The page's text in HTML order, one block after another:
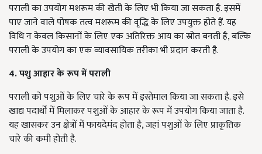
पराली का उपयोग मशरूम की खेती के लिए भी किया जा सकता है. इसमें
पाए जाने वाले पोषक तत्व मशरूम की वृद्धि के लिए उपयुक्त होते हैं. यह
विधि न केवल किसानों के लिए एक अतिरिक्त आय का स्रोत बनती है, बल्कि
पराली के उपयोग का एक व्यावसायिक तरीका भी प्रदान करती है.
4. पशु आहार के रूप में पराली
पराली को पशुओं के लिए चारे के रूप में इस्तेमाल किया जा सकता है. इसे
खाद्य पदार्थों में मिलाकर पशुओं के आहार के रूप में उपयोग किया जाता है.
यह खासकर उन क्षेत्रों में फायदेमंद होता है, जहां पशुओं के लिए प्राकृतिक
चारे की कमी होती है.